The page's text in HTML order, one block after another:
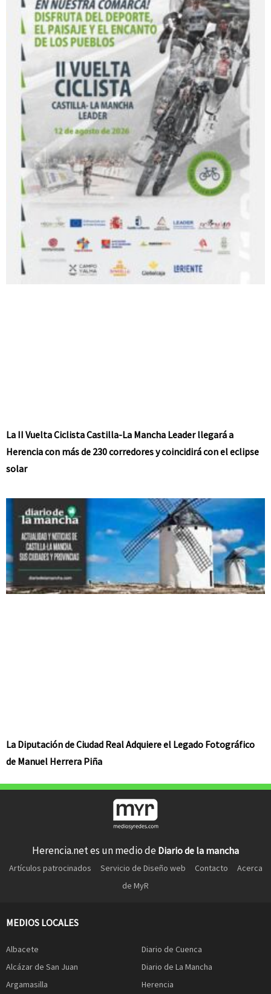
La II Vuelta Ciclista Castilla-La Mancha Leader llegará a
Herencia con más de 230 corredores y coincidirá con el eclipse
solar
La Diputación de Ciudad Real Adquiere el Legado Fotográfico
de Manuel Herrera Piña
Herencia.net es un medio de Diario de la mancha
Artículos patrocinados Servicio de Diseño web Contacto
Acerca
de MyR
MEDIOS LOCALES
Albacete
Alcázar de San Juan
Argamasilla
Diario de Cuenca
Diario de La Mancha
Herencia